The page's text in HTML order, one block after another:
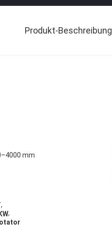
Produkt-Beschreibung
mm
,
,